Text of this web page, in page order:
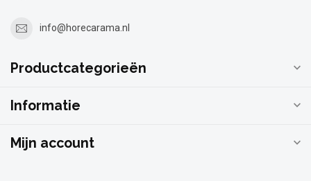
info@horecarama.nl
Productcategorieën
Informatie
Mijn account